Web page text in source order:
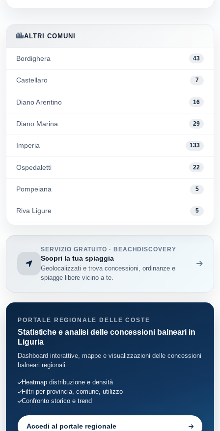
ALTRI COMUNI
Bordighera 43
Castellaro 7
Diano Arentino 16
Diano Marina 29
Imperia 133
Ospedaletti 22
Pompeiana 5
Riva Ligure 5
San Lorenzo al Mare
Sanremo
Taggia
Vallecrosia
Ventimiglia
SERVIZIO GRATUITO · BEACHDISCOVERY
Scopri la tua spiaggia
Geolocalizzati e trova concessioni, ordinanze e
spiagge libere vicino a te.
PORTALE REGIONALE DELLE COSTE
Statistiche e analisi delle concessioni balneari in
Liguria
Dashboard interattive, mappe e visualizzazioni delle concessioni
balneari regionali.
Heatmap distribuzione e densità
Filtri per provincia, comune, utilizzo
Confronto storico e trend
Accedi al portale regionale